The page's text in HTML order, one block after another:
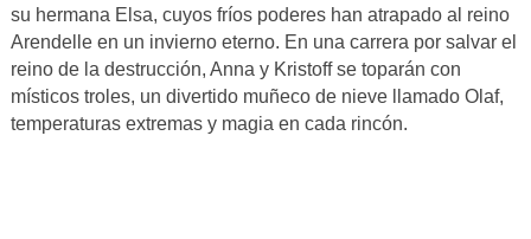
su hermana Elsa, cuyos fríos poderes han atrapado al reino
Arendelle en un invierno eterno. En una carrera por salvar el
reino de la destrucción, Anna y Kristoff se toparán con
místicos troles, un divertido muñeco de nieve llamado Olaf,
temperaturas extremas y magia en cada rincón.